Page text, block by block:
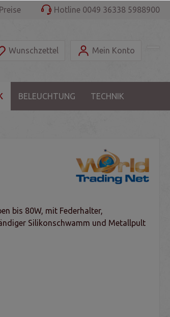
Hotline 0049 36338 5988900
Wunschzettel Mein Konto
BELEUCHTUNG TECHNIK
bis 80W, mit Federhalter,
Silikonschwamm und Metallpult